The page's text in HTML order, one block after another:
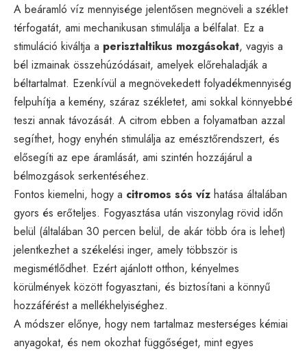
A beáramló víz mennyisége jelentősen megnöveli a széklet
térfogatát, ami mechanikusan stimulálja a bélfalat. Ez a
stimuláció kiváltja a perisztaltikus mozgásokat, vagyis a
bél izmainak összehúzódásait, amelyek előrehaladják a
béltartalmat. Ezenkívül a megnövekedett folyadékmennyiség
felpuhítja a kemény, száraz székletet, ami sokkal könnyebbé
teszi annak távozását. A citrom ebben a folyamatban azzal
segíthet, hogy enyhén stimulálja az emésztőrendszert, és
elősegíti az epe áramlását, ami szintén hozzájárul a
bélmozgások serkentéséhez.
Fontos kiemelni, hogy a citromos sós víz hatása általában
gyors és erőteljes. Fogyasztása után viszonylag rövid időn
belül (általában 30 percen belül, de akár több óra is lehet)
jelentkezhet a székelési inger, amely többször is
megismétlődhet. Ezért ajánlott otthon, kényelmes
körülmények között fogyasztani, és biztosítani a könnyű
hozzáférést a mellékhelyiséghez.
A módszer előnye, hogy nem tartalmaz mesterséges kémiai
anyagokat, és nem okozhat függőséget, mint egyes